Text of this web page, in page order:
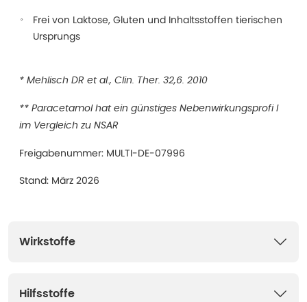
Frei von Laktose, Gluten und Inhaltsstoffen tierischen
Ursprungs
* Mehlisch DR et al., Clin. Ther. 32,6. 2010
** Paracetamol hat ein günstiges Nebenwirkungsprofi l
im Vergleich zu NSAR
Freigabenummer: MULTI-DE-07996
Stand: März 2026
Wirkstoffe
Hilfsstoffe